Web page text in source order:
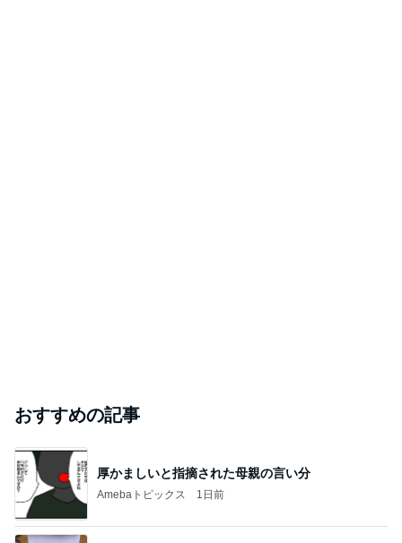
おすすめの記事
厚かましいと指摘された母親の言い分
Amebaトピックス 1日前